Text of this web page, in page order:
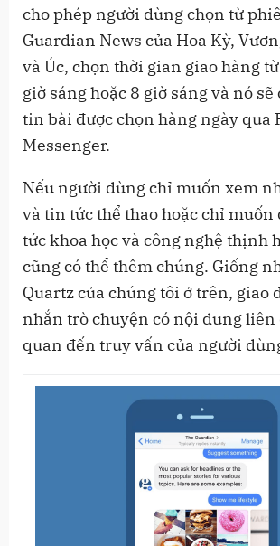
cho phép người dùng chọn từ
Guardian News của Hoa Kỳ,
và Úc, chọn thời gian giao hàng
giờ sáng hoặc 8 giờ sáng và nó sẽ
tin bài được chọn hàng ngày qua
Messenger.
Nếu người dùng chỉ muốn xem
và tin tức thể thao hoặc chỉ muốn
tức khoa học và công nghệ thịnh
cũng có thể thêm chúng. Giống
Quartz của chúng tôi ở trên, giao
nhắn trò chuyện có nội dung liên
quan đến truy vấn của người